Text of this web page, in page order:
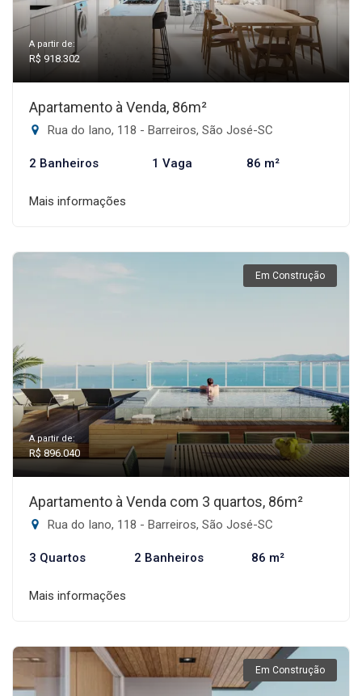
A partir de:
R$ 918.302
Apartamento à Venda, 86m²
Rua do Iano, 118 - Barreiros, São José-SC
2 Banheiros 1 Vaga 86 m²
Mais informações
Em Construção
A partir de:
R$ 896.040
Apartamento à Venda com 3 quartos, 86m²
Rua do Iano, 118 - Barreiros, São José-SC
3 Quartos 2 Banheiros 86 m²
Mais informações
Em Construção